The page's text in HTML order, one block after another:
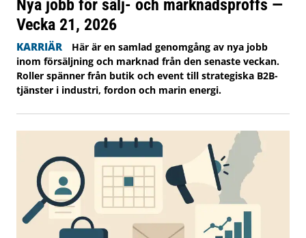
Nya jobb för sälj- och marknadsproffs —
Vecka 21, 2026
KARRIÄR
Här är en samlad genomgång av nya jobb
inom försäljning och marknad från den senaste veckan.
Roller spänner från butik och event till strategiska B2B-
tjänster i industri, fordon och marin energi.